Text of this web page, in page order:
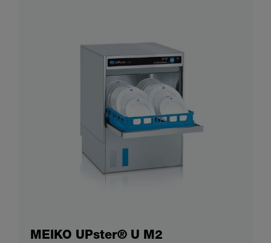
MEIKO UPster® U M2